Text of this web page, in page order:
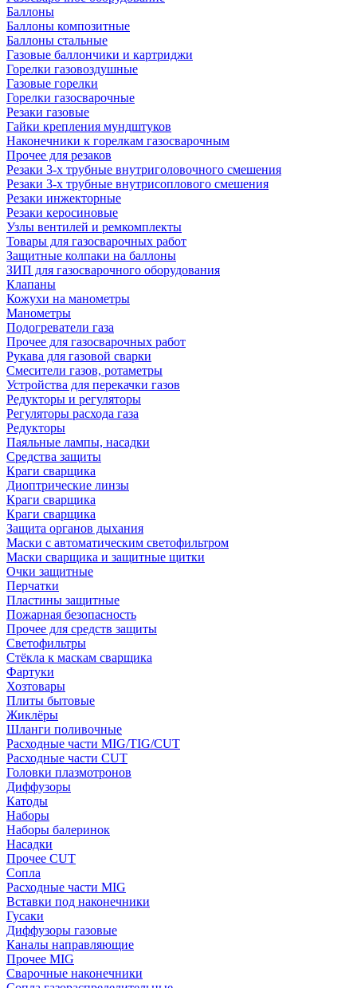
Баллоны
Баллоны композитные
Баллоны стальные
Газовые баллончики и картриджи
Горелки газовоздушные
Газовые горелки
Горелки газосварочные
Резаки газовые
Гайки крепления мундштуков
Наконечники к горелкам газосварочным
Прочее для резаков
Резаки 3-х трубные внутриголовочного смешения
Резаки 3-х трубные внутрисоплового смешения
Резаки инжекторные
Резаки керосиновые
Узлы вентилей и ремкомплекты
Товары для газосварочных работ
Защитные колпаки на баллоны
ЗИП для газосварочного оборудования
Клапаны
Кожухи на манометры
Манометры
Подогреватели газа
Прочее для газосварочных работ
Рукава для газовой сварки
Смесители газов, ротаметры
Устройства для перекачки газов
Редукторы и регуляторы
Регуляторы расхода газа
Редукторы
Паяльные лампы, насадки
Средства защиты
Краги сварщика
Диоптрические линзы
Краги сварщика
Краги сварщика
Защита органов дыхания
Маски с автоматическим светофильтром
Маски сварщика и защитные щитки
Очки защитные
Перчатки
Пластины защитные
Пожарная безопасность
Прочее для средств защиты
Светофильтры
Стёкла к маскам сварщика
Фартуки
Хозтовары
Плиты бытовые
Жиклёры
Шланги поливочные
Расходные части MIG/TIG/CUT
Расходные части CUT
Головки плазмотронов
Диффузоры
Катоды
Наборы
Наборы балеринок
Насадки
Прочее CUT
Сопла
Расходные части MIG
Вставки под наконечники
Гусаки
Диффузоры газовые
Каналы направляющие
Прочее MIG
Сварочные наконечники